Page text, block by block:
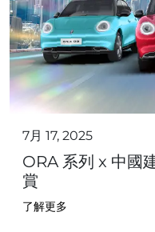
7月 17, 2025
ORA 系列 x 中國
賞
了解更多